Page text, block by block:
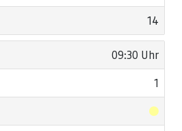
14
09:30 Uhr
1